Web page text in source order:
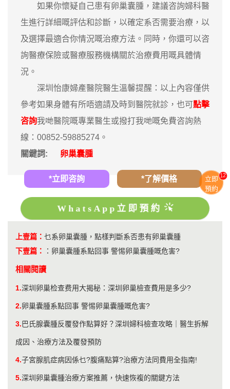
如果你懷疑自己患有卵巢囊腫，建議咨詢婦科醫
生進行詳細嘅評估和診斷，以確定系否需要治療，以
及選擇最適合你情況嘅治療方法。同時，你還可以咨
詢醫療保險或醫療服務機構關於治療費用嘅具體情
況。
深圳怡康婦產醫院醫生溫馨提醒：以上內容僅供
參考如果身體有所唔適請及時到醫院就診，也可點擊
咨詢我哋醫院嘅專業醫生或撥打我哋嘅免費咨詢熱
線：00852-59885274。
關鍵詞:
卵巢囊腫
*立即咨詢 *了解價格
WhatsApp立即預約
上壹篇： 乜系卵巢囊腫，點樣判斷系否患有卵巢囊腫
下壹篇：
： 卵巢囊腫系點回事 警惕卵巢囊腫嘅危害?
相關閱讀
1.深圳卵巢检查费用大揭秘：深圳卵巢檢查費用是多少?
2.卵巢囊腫系點回事 警惕卵巢囊腫嘅危害?
3.巴氏腺囊腫反覆發作點算好？深圳婦科檢查攻略｜醫生拆解
成因、治療方法及覆發預防
4.子宮腺肌症病因係乜?腹痛點算?治療方法同費用全指南!
5.深圳卵巢囊腫治療方案推薦，快速恢複的關鍵方法
立即
預約
12